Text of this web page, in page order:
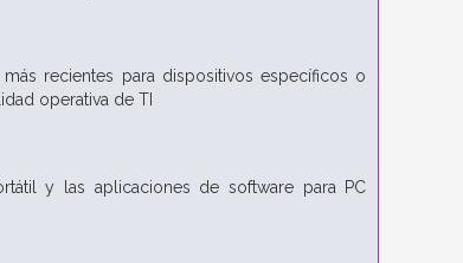
recientes para dispositivos específicos o
operativa de TI
y las aplicaciones de software para PC